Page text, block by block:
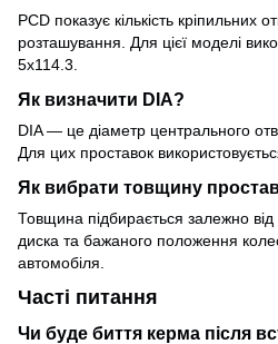
PCD показує кількість кріпильних
розташування. Для цієї моделі
5x114.3.
Як визначити DIA?
DIA — це діаметр центрального
Для цих проставок
Як вибрати товщину
Товщина підбирається залежно від
диска та бажаного положення
автомобіля.
Часті питання
Чи буде биття керма після